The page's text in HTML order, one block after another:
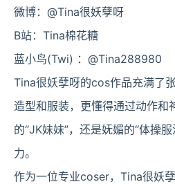
微博：@Tina很妖孽呀
B站：Tina棉花糖
蓝小鸟(Twi) ：@Tina288980
Tina很妖孽呀的cos作品充满了
造型和服装，更懂得通过动作和
的“JK妹妹”，还是妩媚的“体操
力。
作为一位专业coser，Tina很妖